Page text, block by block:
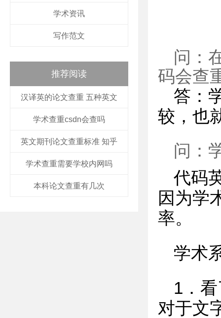
学术资讯
写作范文
推荐阅读
汉译英的论文查重 五种英文
学术查重csdn会查吗
英文期刊论文查重标准 知乎
学术查重需要学校内网吗
本科论文查重有几次
问：
码会查
答：
较，也
问：
代码
因为学
率。
学术
1．
对于文